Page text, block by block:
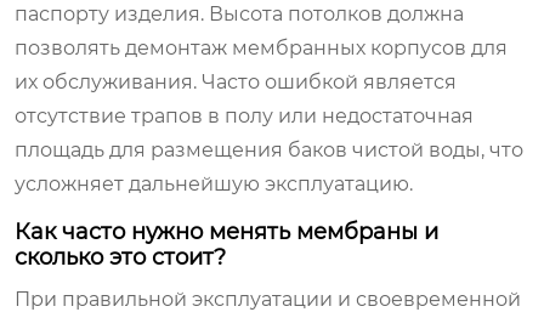
паспорту изделия. Высота потолков должна
позволять демонтаж мембранных корпусов для
их обслуживания. Часто ошибкой является
отсутствие трапов в полу или недостаточная
площадь для размещения баков чистой воды, что
усложняет дальнейшую эксплуатацию.
Как часто нужно менять мембраны и
сколько это стоит?
При правильной эксплуатации и своевременной